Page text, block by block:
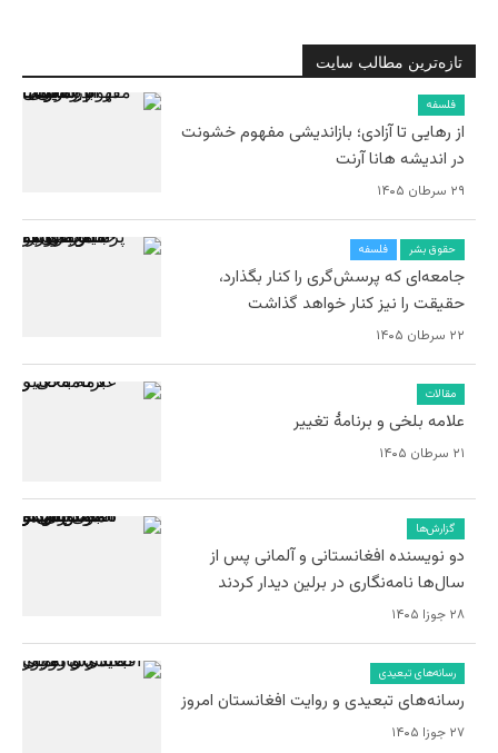
تازه‌ترین مطالب سایت
فلسفه
از رهایی تا آزادی؛ بازاندیشی مفهوم خشونت
در اندیشه هانا آرنت
۲۹ سرطان ۱۴۰۵
حقوق بشر فلسفه
جامعه‌ای که پرسش‌گری را کنار بگذارد،
حقیقت را نیز کنار خواهد گذاشت
۲۲ سرطان ۱۴۰۵
مقالات
علامه بلخی و برنامۀ تغییر
۲۱ سرطان ۱۴۰۵
گزارش‌ها
دو نویسنده افغانستانی و آلمانی پس از
سال‌ها نامه‌نگاری در برلین دیدار کردند
۲۸ جوزا ۱۴۰۵
رسانه‌های تبعیدی
رسانه‌های تبعیدی و روایت افغانستان امروز
۲۷ جوزا ۱۴۰۵